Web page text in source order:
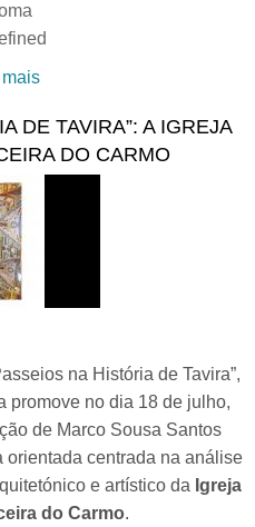
mais
Tavira: fragmentos de uma
história”
DE TAVIRA”: A IGREJA
DO CARMO
na História de Tavira”,
promove no dia 18 de julho,
de Marco Sousa Santos
orientada centrada na análise
e artístico da Igreja
do Carmo.